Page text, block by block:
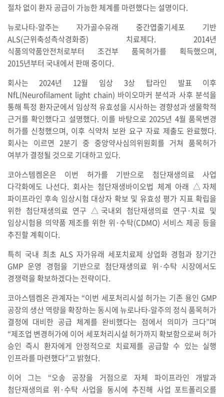
절차 없이 환자 공급이 가능한 체계를 마련했다는 설명이다.
뉴로나타-알주는 자가골수유래 중간엽줄기세포 기반
ALS(근위축성측삭경화증) 치료제다. 2014년
식품의약품안전처로부터 조건부 품목허가를 획득했으며,
2015년부터 국내에서 판매 중이다.
회사는 2024년 12월 임상 3상 탑라인 발표 이후
NfL(Neurofilament light chain) 바이오마커 분석과 사후 분석을
통해 특정 환자군에서 임상적 유효성을 시사하는 경향성과 생물학적
근거를 확인했다고 설명했다. 이를 바탕으로 2025년 4월 품목변경
허가를 신청했으며, 이후 식약처 보완 요구 자료 제출도 완료했다.
회사는 이르면 2분기 중 중앙약사심의위원회를 거쳐 품목허가
여부가 결정될 것으로 기대하고 있다.
코아스템켐온은 이번 허가를 기반으로 첨단재생의료 사업
다각화에도 나선다. 회사는 첨단재생바이오법 체계 아래 △자체
파이프라인 후속 임상시험 대상자 확보 및 유효성 평가 지표 확립을
위한 첨단재생의료 연구 △국내외 첨단재생의료 연구·치료 및
임상시험용 의약품 제조를 위한 위·수탁(CDMO) 서비스 제공 등을
추진할 계획이다.
특히 국내 최초 ALS 자가유래 세포치료제 상업화 경험과 장기간
GMP 운영 경험을 기반으로 첨단재생의료 위·수탁 시장에서도
경쟁력을 확보하겠다는 전략이다.
코아스템켐온 관계자는 “이번 세포처리시설 허가는 기존 용인 GMP
공장의 생산 역량을 확장하는 동시에 뉴로나타-알주의 정식 품목허가
결정에 대비한 공급 체계를 완비했다는 점에서 의미가 크다”며
“제조업 변경허가에 이어 세포처리시설 허가까지 확보함으로써 허가
승인 즉시 환자에게 안정적으로 치료제를 공급할 수 있는 실행
인프라를 마련했다”고 밝혔다.
이어 그는 “오송 공장을 거점으로 자체 파이프라인 개발과
첨단재생의료 위·수탁 사업을 동시에 추진해 사업 포트폴리오를